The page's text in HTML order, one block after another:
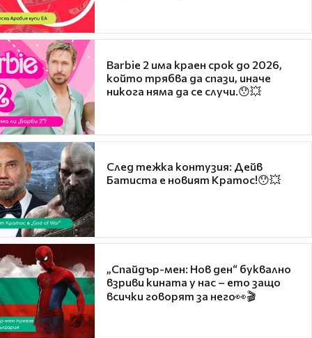
Barbie 2 има краен срок до 2026,
който трябва да спази, иначе
никога няма да се случи.😯💥
След тежка контузия: Дейв
Батиста е новият Кратос!😯💥
„Спайдър-мен: Нов ден“ буквално
взриви кината у нас – ето защо
всички говорят за него👀🎬